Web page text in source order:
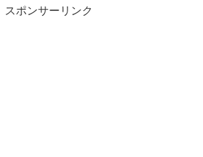
スポンサーリンク